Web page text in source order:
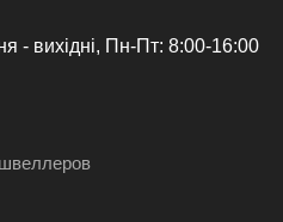
- вихідні, Пн-Пт: 8:00-16:00